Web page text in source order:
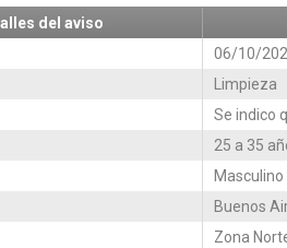
del aviso
06/10/
Limpieza
Se indico
25 a 35
Buenos
Zona